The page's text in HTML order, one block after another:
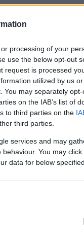
processing of your
use the below opt-out
request is processed
utilized by us
You may separately
on the IAB’s list of
to third parties on the
third parties.
services and may
You may
data for below
Jüdinnen
Protest blieb